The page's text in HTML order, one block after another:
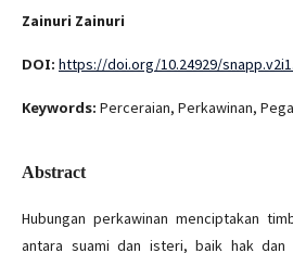
Zainuri Zainuri
DOI: https://doi.org/10.24929/
Keywords: Perceraian, Perkawinan,
Abstract
Hubungan perkawinan menciptakan
antara suami dan isteri, baik hak dan